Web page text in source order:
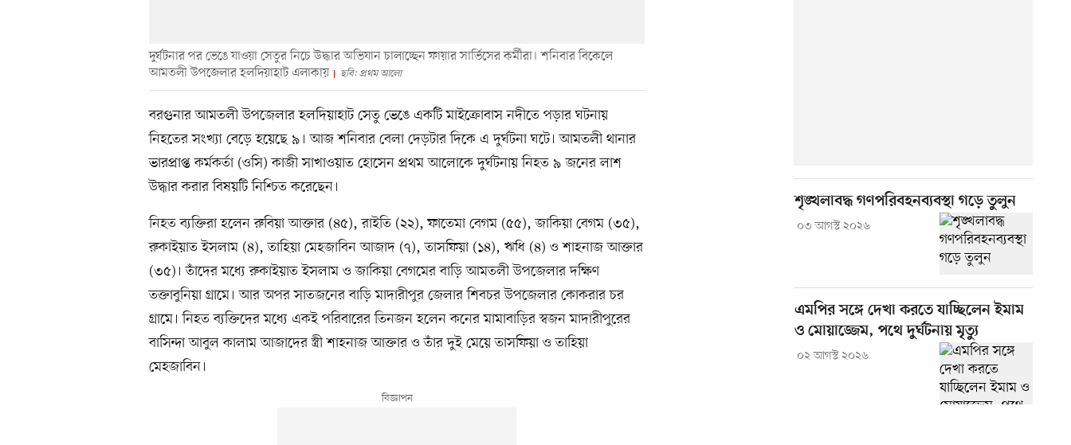
দুর্ঘটনার পর ভেঙে যাওয়া সেতুর নিচে উদ্ধার অভিযান চালাচ্ছেন ফায়ার সার্ভিসের কর্মীরা। শনিবার বিকেলে
আমতলী উপজেলার হলদিয়াহাট এলাকায়
ছবি: প্রথম আলো
বরগুনার আমতলী উপজেলার হলদিয়াহাট সেতু ভেঙে একটি মাইক্রোবাস নদীতে পড়ার ঘটনায়
নিহতের সংখ্যা বেড়ে হয়েছে ৯। আজ শনিবার বেলা দেড়টার দিকে এ দুর্ঘটনা ঘটে। আমতলী থানার
ভারপ্রাপ্ত কর্মকর্তা (ওসি) কাজী সাখাওয়াত হোসেন প্রথম আলোকে দুর্ঘটনায় নিহত ৯ জনের লাশ
উদ্ধার করার বিষয়টি নিশ্চিত করেছেন।
নিহত ব্যক্তিরা হলেন রুবিয়া আক্তার (৪৫), রাইতি (২২), ফাতেমা বেগম (৫৫), জাকিয়া বেগম (৩৫),
রুকাইয়াত ইসলাম (৪), তাহিয়া মেহজাবিন আজাদ (৭), তাসফিয়া (১৪), ঋধি (৪) ও শাহনাজ আক্তার
(৩৫)। তাঁদের মধ্যে রুকাইয়াত ইসলাম ও জাকিয়া বেগমের বাড়ি আমতলী উপজেলার দক্ষিণ
তক্তাবুনিয়া গ্রামে। আর অপর সাতজনের বাড়ি মাদারীপুর জেলার শিবচর উপজেলার কোকরার চর
গ্রামে। নিহত ব্যক্তিদের মধ্যে একই পরিবারের তিনজন হলেন কনের মামাবাড়ির স্বজন মাদারীপুরের
বাসিন্দা আবুল কালাম আজাদের স্ত্রী শাহনাজ আক্তার ও তাঁর দুই মেয়ে তাসফিয়া ও তাহিয়া
মেহজাবিন।
শৃঙ্খলাবদ্ধ গণপরিবহনব্যবস্থা গড়ে তুলুন
০৩ আগস্ট ২০২৬
এমপির সঙ্গে দেখা করতে যাচ্ছিলেন ইমাম
ও মোয়াজ্জেম, পথে দুর্ঘটনায় মৃত্যু
০২ আগস্ট ২০২৬